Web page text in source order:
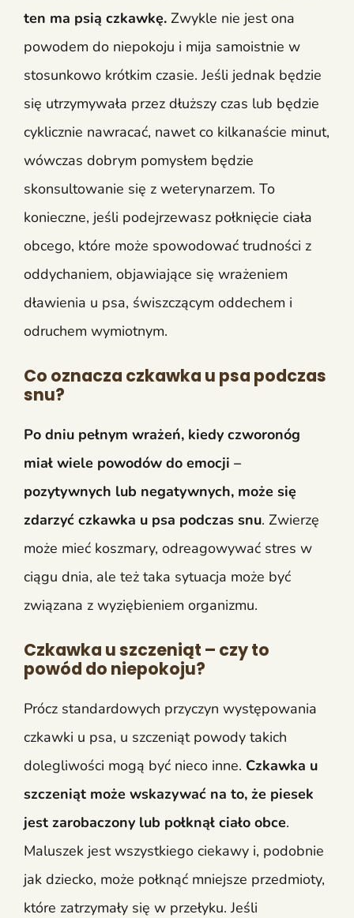
ten ma psią czkawkę. Zwykle nie jest ona
powodem do niepokoju i mija samoistnie w
stosunkowo krótkim czasie. Jeśli jednak będzie
się utrzymywała przez dłuższy czas lub będzie
cyklicznie nawracać, nawet co kilkanaście minut,
wówczas dobrym pomysłem będzie
skonsultowanie się z weterynarzem. To
konieczne, jeśli podejrzewasz połknięcie ciała
obcego, które może spowodować trudności z
oddychaniem, objawiające się wrażeniem
dławienia u psa, świszczącym oddechem i
odruchem wymiotnym.
Co oznacza czkawka u psa podczas
snu?
Po dniu pełnym wrażeń, kiedy czworonóg
miał wiele powodów do emocji –
pozytywnych lub negatywnych, może się
zdarzyć czkawka u psa podczas snu. Zwierzę
może mieć koszmary, odreagowywać stres w
ciągu dnia, ale też taka sytuacja może być
związana z wyziębieniem organizmu.
Czkawka u szczeniąt – czy to
powód do niepokoju?
Prócz standardowych przyczyn występowania
czkawki u psa, u szczeniąt powody takich
dolegliwości mogą być nieco inne. Czkawka u
szczeniąt może wskazywać na to, że piesek
jest zarobaczony lub połknął ciało obce.
Maluszek jest wszystkiego ciekawy i, podobnie
jak dziecko, może połknąć mniejsze przedmioty,
które zatrzymały się w przełyku. Jeśli